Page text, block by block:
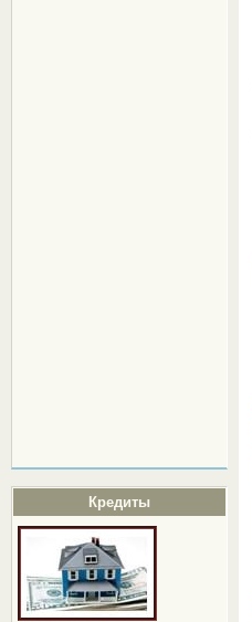
Кредиты